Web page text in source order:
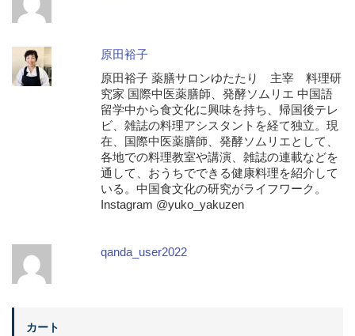
原田裕子
原田裕子 薬膳サロンゆたたり 主宰 料理研
究家 国際中医薬膳師、発酵ソムリエ 中国語
留学中から食文化に興味を持ち、帰国後テレ
ビ、雑誌の料理アシスタントを経て独立。現
在、国際中医薬膳師、発酵ソムリエとして、
各地での料理教室や講演、雑誌の連載などを
通して、おうちでできる健康料理を紹介して
いる。中国食文化の研究がライフワーク。
Instagram @yuko_yakuzen
qanda_user2022
カート